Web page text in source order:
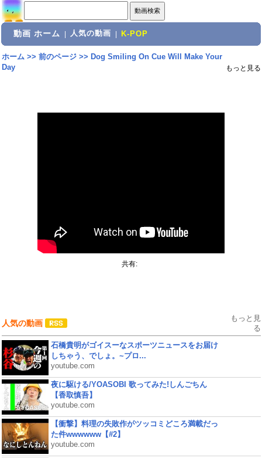
動画 ホーム 人気の動画 K-POP
ホーム>> 前のページ>> Dog Smiling On Cue Will Make Your
Day
もっと見る
共有:
人気の動画
もっと見
る
石橋貴明がゴイスーなスポーツニュースをお届け
しちゃう、でしょ。~プロ...
youtube.com
夜に駆ける/YOASOBI 歌ってみた!しんごちん
【香取慎吾】
youtube.com
【衝撃】料理の失敗作がツッコミどころ満載だっ
た件wwwwww【#2】
youtube.com